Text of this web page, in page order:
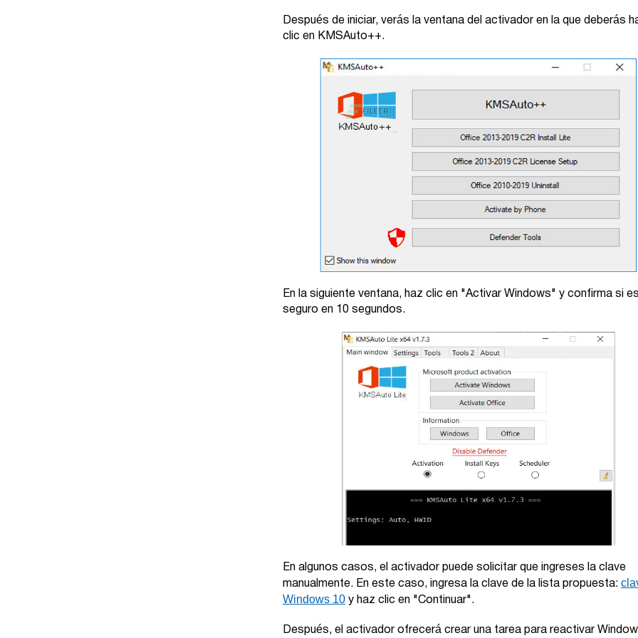
Después de iniciar, verás la ventana del activador en la que deberás
clic en KMSAuto++.
En la siguiente ventana, haz clic en "Activar Windows" y confirma si
seguro en 10 segundos.
En algunos casos, el activador puede solicitar que ingreses la clave
manualmente. En este caso, ingresa la clave de la lista propuesta:
Windows 10 y haz clic en "Continuar".
Después, el activador ofrecerá crear una tarea para reactivar